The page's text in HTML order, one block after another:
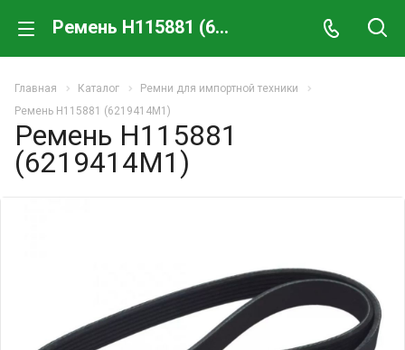
Ремень H115881 (6219414M1)
Главная Каталог
Ремни для импортной техники
Ремень H115881 (6219414M1)
Ремень H115881
(6219414M1)